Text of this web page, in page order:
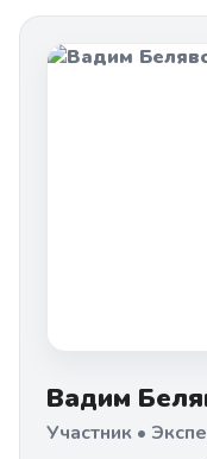
Вадим
Участник •